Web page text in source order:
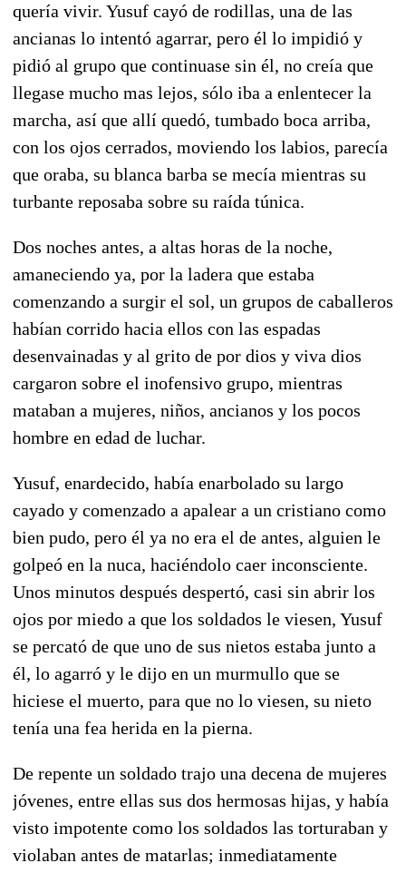
quería vivir. Yusuf cayó de rodillas, una de las
ancianas lo intentó agarrar, pero él lo impidió y
pidió al grupo que continuase sin él, no creía que
llegase mucho mas lejos, sólo iba a enlentecer la
marcha, así que allí quedó, tumbado boca arriba,
con los ojos cerrados, moviendo los labios, parecía
que oraba, su blanca barba se mecía mientras su
turbante reposaba sobre su raída túnica.
Dos noches antes, a altas horas de la noche,
amaneciendo ya, por la ladera que estaba
comenzando a surgir el sol, un grupos de caballeros
habían corrido hacia ellos con las espadas
desenvainadas y al grito de por dios y viva dios
cargaron sobre el inofensivo grupo, mientras
mataban a mujeres, niños, ancianos y los pocos
hombre en edad de luchar.
Yusuf, enardecido, había enarbolado su largo
cayado y comenzado a apalear a un cristiano como
bien pudo, pero él ya no era el de antes, alguien le
golpeó en la nuca, haciéndolo caer inconsciente.
Unos minutos después despertó, casi sin abrir los
ojos por miedo a que los soldados le viesen, Yusuf
se percató de que uno de sus nietos estaba junto a
él, lo agarró y le dijo en un murmullo que se
hiciese el muerto, para que no lo viesen, su nieto
tenía una fea herida en la pierna.
De repente un soldado trajo una decena de mujeres
jóvenes, entre ellas sus dos hermosas hijas, y había
visto impotente como los soldados las torturaban y
violaban antes de matarlas; inmediatamente